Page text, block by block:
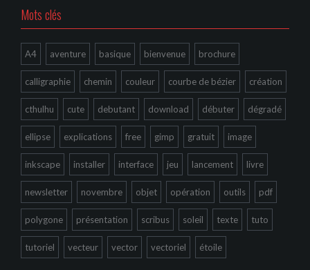
Mots clés
A4 aventure basique bienvenue brochure
calligraphie chemin couleur courbe de bézier création
cthulhu cute debutant download débuter dégradé
ellipse explications free gimp gratuit image
inkscape installer interface jeu lancement livre
newsletter novembre objet opération outils pdf
polygone présentation scribus soleil texte tuto
tutoriel vecteur vector vectoriel étoile